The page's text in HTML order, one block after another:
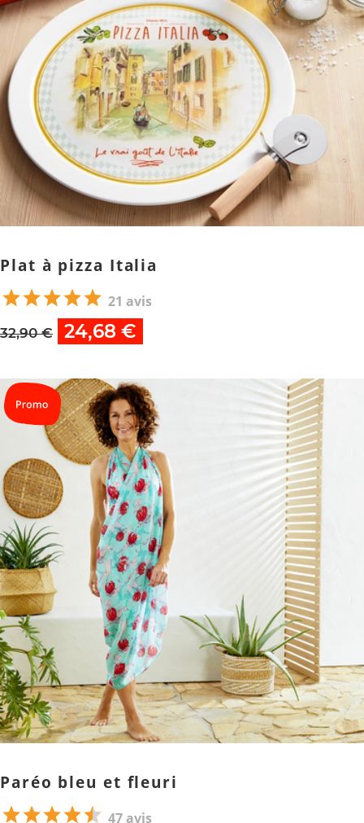
Plat à pizza Italia
21 avis
32,90 € 24,68 €
Paréo bleu et fleuri
47 avis